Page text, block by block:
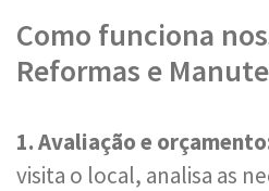
Como funciona
Reformas e
1. Avaliação e
visita o local, analisa as